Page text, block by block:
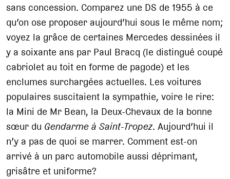
sans concession. Comparez une DS de 1955 à ce
qu’on ose proposer aujourd’hui sous le même nom;
voyez la grâce de certaines Mercedes dessinées il
y a soixante ans par Paul Bracq (le distingué coupé
cabriolet au toit en forme de pagode) et les
enclumes surchargées actuelles. Les voitures
populaires suscitaient la sympathie, voire le rire:
la Mini de Mr Bean, la Deux-Chevaux de la bonne
sœur du Gendarme à Saint-Tropez. Aujourd’hui il
n’y a pas de quoi se marrer. Comment est-on
arrivé à un parc automobile aussi déprimant,
grisâtre et uniforme?